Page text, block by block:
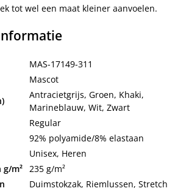
tot wel een maat kleiner aanvoelen.
MAS-17149-311
Mascot
Antracietgrijs, Groen, Khaki,
Marineblauw, Wit, Zwart
Regular
92% polyamide/8% elastaan
Unisex, Heren
m²
235 g/m²
Duimstokzak, Riemlussen, Stretch